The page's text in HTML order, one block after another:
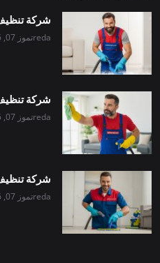
شركة
redaتموز 07, 2026
شركة
redaتموز 07, 2026
شركة
redaتموز 07, 2026